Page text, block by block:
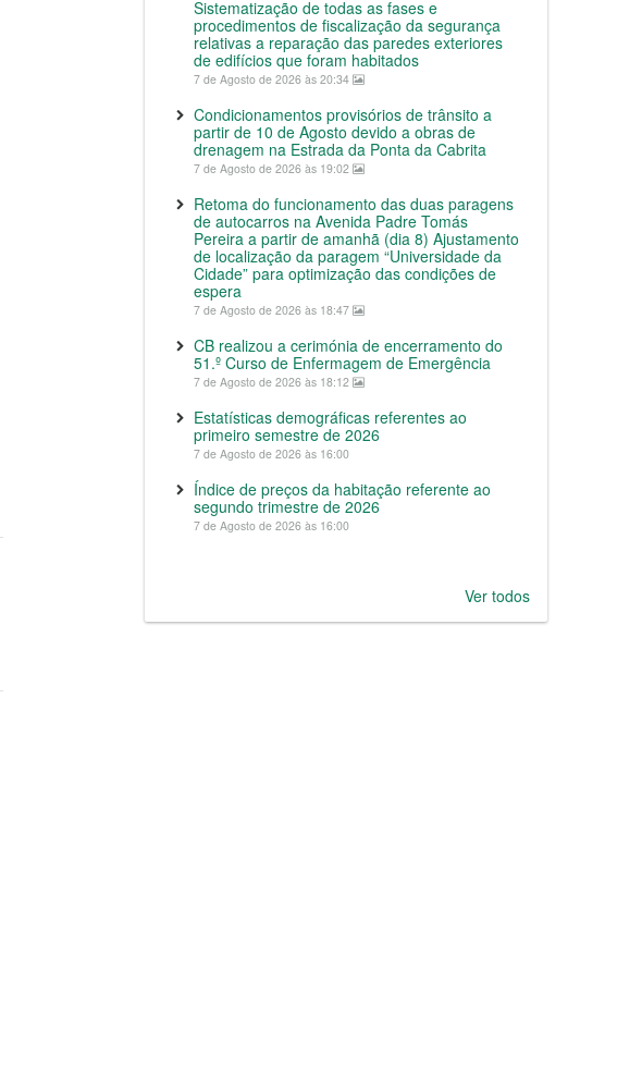
Sistematização de todas as fases e
procedimentos de fiscalização da segurança
relativas a reparação das paredes exteriores
de edifícios que foram habitados
7 de Agosto de 2026 às 20:34
Condicionamentos provisórios de trânsito a
partir de 10 de Agosto devido a obras de
drenagem na Estrada da Ponta da Cabrita
7 de Agosto de 2026 às 19:02
Retoma do funcionamento das duas paragens
de autocarros na Avenida Padre Tomás
Pereira a partir de amanhã (dia 8) Ajustamento
de localização da paragem “Universidade da
Cidade” para optimização das condições de
espera
7 de Agosto de 2026 às 18:47
CB realizou a cerimónia de encerramento do
51.º Curso de Enfermagem de Emergência
7 de Agosto de 2026 às 18:12
Estatísticas demográficas referentes ao
primeiro semestre de 2026
7 de Agosto de 2026 às 16:00
Índice de preços da habitação referente ao
segundo trimestre de 2026
7 de Agosto de 2026 às 16:00
Ver todos